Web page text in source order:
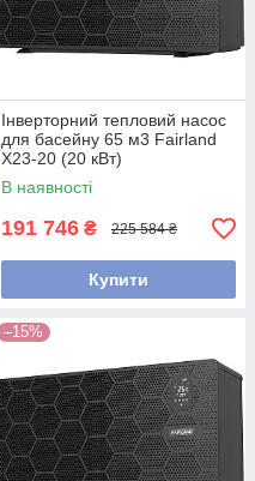
Інверторний тепловий насос
для басейну 65 м3 Fairland
X23-20 (20 кВт)
В наявності
191 746 ₴ 225 584 ₴
Купити
–15%